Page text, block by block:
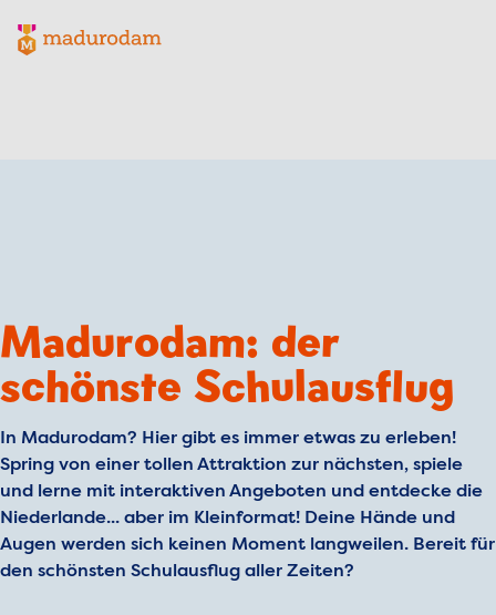
Madurodam-Logo, zur Homepage
Madurodam: der
schönste Schulausflug
In Madurodam? Hier gibt es immer etwas zu erleben!
Spring von einer tollen Attraktion zur nächsten, spiele
und lerne mit interaktiven Angeboten und entdecke die
Niederlande... aber im Kleinformat! Deine Hände und
Augen werden sich keinen Moment langweilen. Bereit für
den schönsten Schulausflug aller Zeiten?